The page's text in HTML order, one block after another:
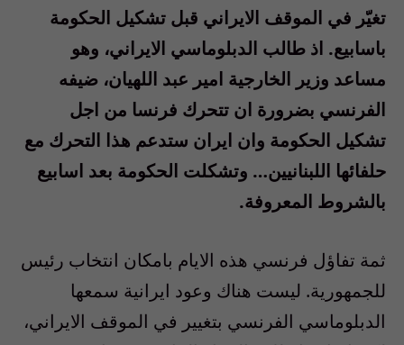
تغيّر في الموقف الايراني قبل تشكيل الحكومة
باسابيع. اذ طالب الدبلوماسي الايراني، وهو
مساعد وزير الخارجية امير عبد اللهيان، ضيفه
الفرنسي بضرورة ان تتحرك فرنسا من اجل
تشكيل الحكومة وان ايران ستدعم هذا التحرك مع
حلفائها اللبنانيين… وتشكلت الحكومة بعد اسابيع
بالشروط المعروفة.
ثمة تفاؤل فرنسي هذه الايام بامكان انتخاب رئيس
للجمهورية. ليست هناك وعود ايرانية سمعها
الدبلوماسي الفرنسي بتغيير في الموقف الايراني،